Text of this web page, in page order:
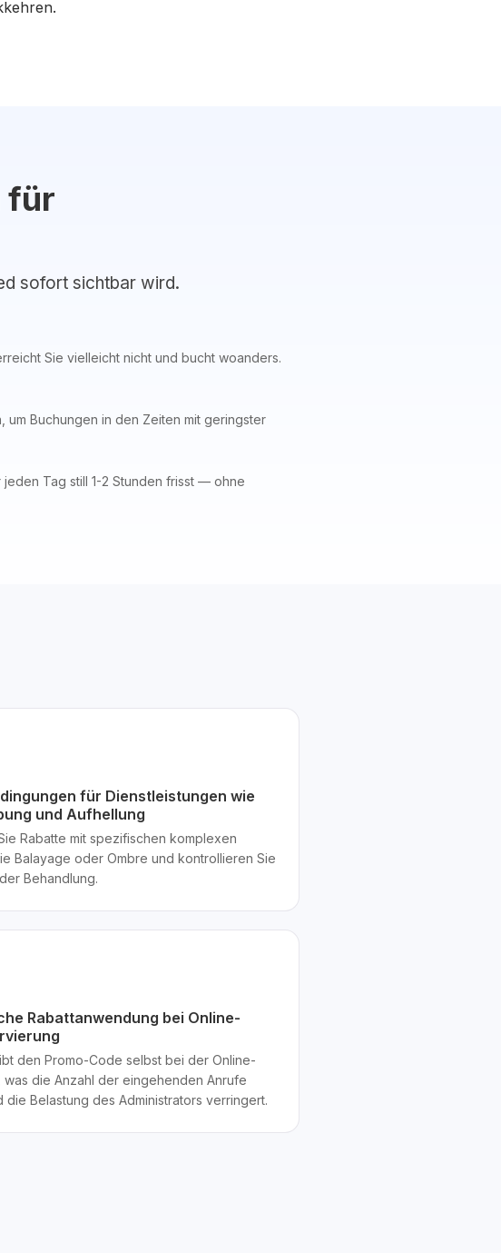
für
sofort sichtbar wird.
Sie vielleicht nicht und bucht woanders.
Buchungen in den Zeiten mit geringster
Tag still 1-2 Stunden frisst — ohne
für Dienstleistungen wie
und Aufhellung
Rabatte mit spezifischen komplexen
Balayage oder Ombre und kontrollieren Sie
Behandlung.
Rabattanwendung bei Online-
den Promo-Code selbst bei der Online-
was die Anzahl der eingehenden Anrufe
die Belastung des Administrators verringert.